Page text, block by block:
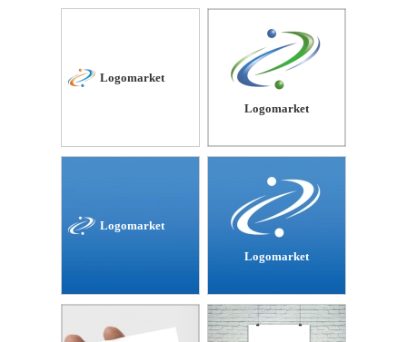
Logomarket
Logomarket
Logomarket
Logomarket